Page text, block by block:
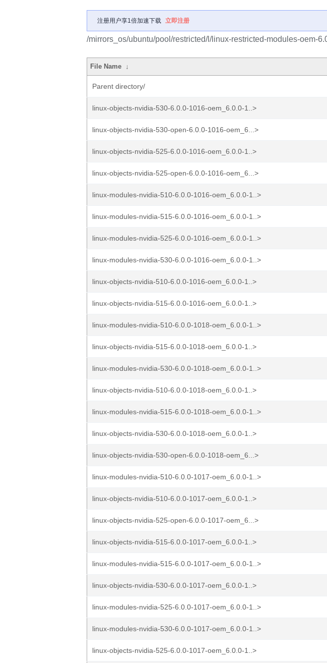
注册用户享1倍加速下载 立即注册
/mirrors_os/ubuntu/pool/restricted/l/linux-restricted-modules-oem-
File Name ↓
Parent directory/
linux-objects-nvidia-530-6.0.0-1016-oem_6.0.0-1..>
linux-objects-nvidia-530-open-6.0.0-1016-oem_6...>
linux-objects-nvidia-525-6.0.0-1016-oem_6.0.0-1..>
linux-objects-nvidia-525-open-6.0.0-1016-oem_6...>
linux-modules-nvidia-510-6.0.0-1016-oem_6.0.0-1..>
linux-modules-nvidia-515-6.0.0-1016-oem_6.0.0-1..>
linux-modules-nvidia-525-6.0.0-1016-oem_6.0.0-1..>
linux-modules-nvidia-530-6.0.0-1016-oem_6.0.0-1..>
linux-objects-nvidia-510-6.0.0-1016-oem_6.0.0-1..>
linux-objects-nvidia-515-6.0.0-1016-oem_6.0.0-1..>
linux-modules-nvidia-510-6.0.0-1018-oem_6.0.0-1..>
linux-objects-nvidia-515-6.0.0-1018-oem_6.0.0-1..>
linux-modules-nvidia-530-6.0.0-1018-oem_6.0.0-1..>
linux-objects-nvidia-510-6.0.0-1018-oem_6.0.0-1..>
linux-modules-nvidia-515-6.0.0-1018-oem_6.0.0-1..>
linux-objects-nvidia-530-6.0.0-1018-oem_6.0.0-1..>
linux-objects-nvidia-530-open-6.0.0-1018-oem_6...>
linux-modules-nvidia-510-6.0.0-1017-oem_6.0.0-1..>
linux-objects-nvidia-510-6.0.0-1017-oem_6.0.0-1..>
linux-objects-nvidia-525-open-6.0.0-1017-oem_6...>
linux-objects-nvidia-515-6.0.0-1017-oem_6.0.0-1..>
linux-modules-nvidia-515-6.0.0-1017-oem_6.0.0-1..>
linux-objects-nvidia-530-6.0.0-1017-oem_6.0.0-1..>
linux-modules-nvidia-525-6.0.0-1017-oem_6.0.0-1..>
linux-modules-nvidia-530-6.0.0-1017-oem_6.0.0-1..>
linux-objects-nvidia-525-6.0.0-1017-oem_6.0.0-1..>